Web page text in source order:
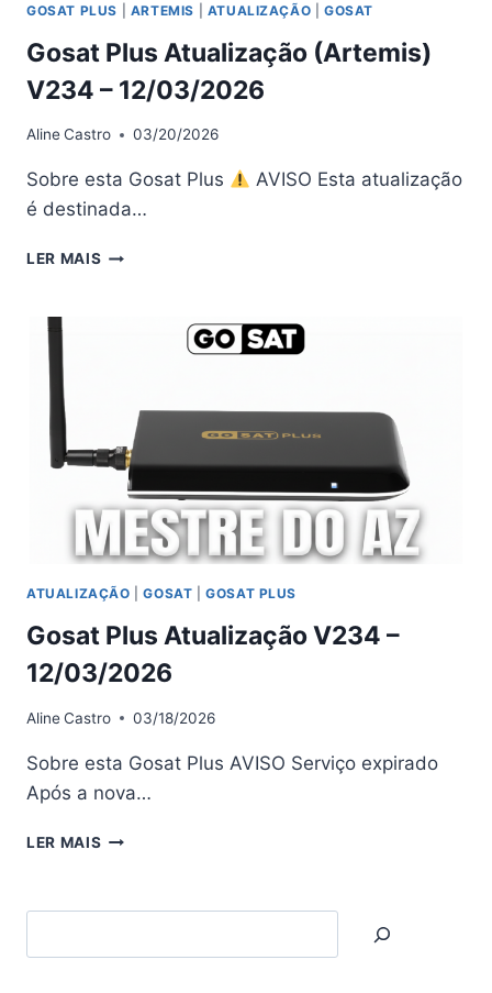
GOSAT PLUS ARTEMIS ATUALIZAÇÃO |GOSAT
Gosat Plus Atualização (Artemis)
V234 – 12/03/2026
AlineCastro 03/20/2026
Sobre esta Gosat Plus
AVISO Esta atualização
é destinada…
LER MAIS GOSAT
ATUALIZAÇÃO |GOSAT |GOSAT PLUS
Gosat Plus Atualização V234 –
12/03/2026
AlineCastro 03/18/2026
Sobre esta Gosat Plus AVISO Serviço expirado
Após a nova…
LER MAIS GOSAT